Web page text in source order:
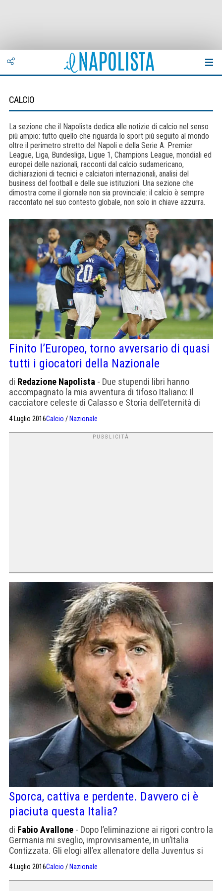
CALCIO
La sezione che il Napolista dedica alle notizie di calcio nel senso
più ampio: tutto quello che riguarda lo sport più seguito al mondo
oltre il perimetro stretto del Napoli e della Serie A. Premier
League, Liga, Bundesliga, Ligue 1, Champions League, mondiali ed
europei delle nazionali, racconti dal calcio sudamericano,
dichiarazioni di tecnici e calciatori internazionali, analisi del
business del football e delle sue istituzioni. Una sezione che
dimostra come il giornale non sia provinciale: il calcio è sempre
raccontato nel suo contesto globale, non solo in chiave azzurra.
Finito l’Europeo, torno avversario di quasi
tutti i giocatori della Nazionale
di Redazione Napolista - Due stupendi libri hanno
accompagnato la mia avventura di tifoso Italiano: Il
cacciatore celeste di Calasso e Storia dell’eternità di
Borges. Il ciclo senza via d’uscita che i due colossi
presentano, in contesti e modalità differenti, mi ha
fornito uno sguardo speciale sulla nazionale e le sue
4 Luglio 2016Calcio /Nazionale
Sporca, cattiva e perdente. Davvero ci è
piaciuta questa Italia?
di Fabio Avallone - Dopo l’eliminazione ai rigori contro la
Germania mi sveglio, improvvisamente, in un’Italia
Contizzata. Gli elogi all’ex allenatore della Juventus si
sprecano, a leggere resoconti e commenti sembra
quasi che abbia compiuto un’impresa epica. Ma Conte,
uscito ai quarti di finale degli Europei, allenava l’Italia o
4 Luglio 2016Calcio /Nazionale